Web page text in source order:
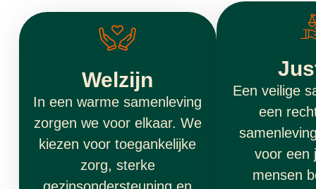
Welzijn
In een warme samenleving
zorgen we voor elkaar. We
kiezen voor toegankelijke
zorg, sterke
Een veilige
een
voor een
mensen